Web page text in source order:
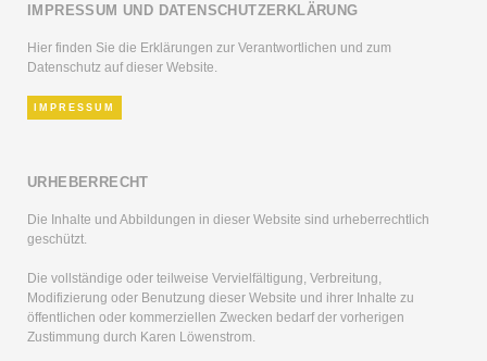
IMPRESSUM UND DATENSCHUTZERKLÄRUNG
Hier finden Sie die Erklärungen zur Verantwortlichen und zum
Datenschutz auf dieser Website.
IMPRESSUM
URHEBERRECHT
Die Inhalte und Abbildungen in dieser Website sind urheberrechtlich
geschützt.
Die vollständige oder teilweise Vervielfältigung, Verbreitung,
Modifizierung oder Benutzung dieser Website und ihrer Inhalte zu
öffentlichen oder kommerziellen Zwecken bedarf der vorherigen
Zustimmung durch Karen Löwenstrom.